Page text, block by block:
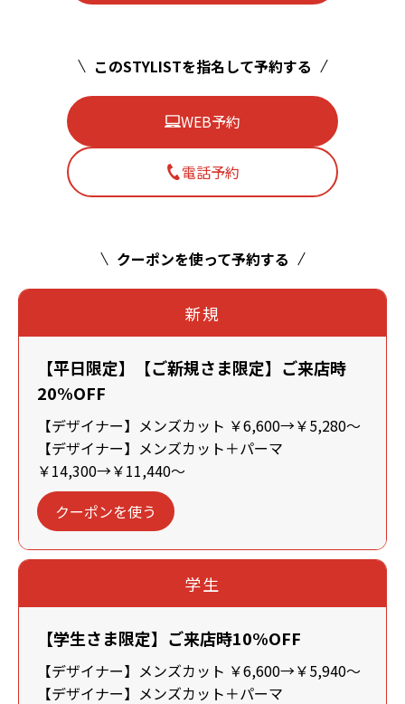
このSTYLISTを指名して予約する
WEB予約
電話予約
クーポンを使って予約する
新規
【平日限定】【ご新規さま限定】ご来店時
20%OFF
【デザイナー】メンズカット ￥6,600→￥5,280～
【デザイナー】メンズカット＋パーマ
￥14,300→￥11,440～
クーポンを使う
学生
【学生さま限定】ご来店時10%OFF
【デザイナー】メンズカット ￥6,600→￥5,940～
【デザイナー】メンズカット＋パーマ